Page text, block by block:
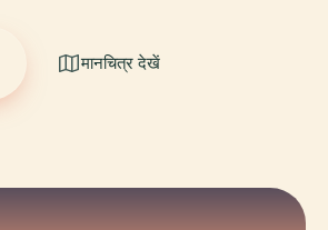
मानचित्र देखें